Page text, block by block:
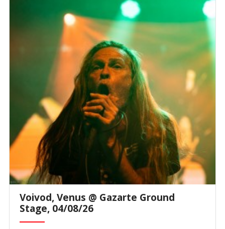
Voivod, Venus @ Gazarte Ground
Stage, 04/08/26